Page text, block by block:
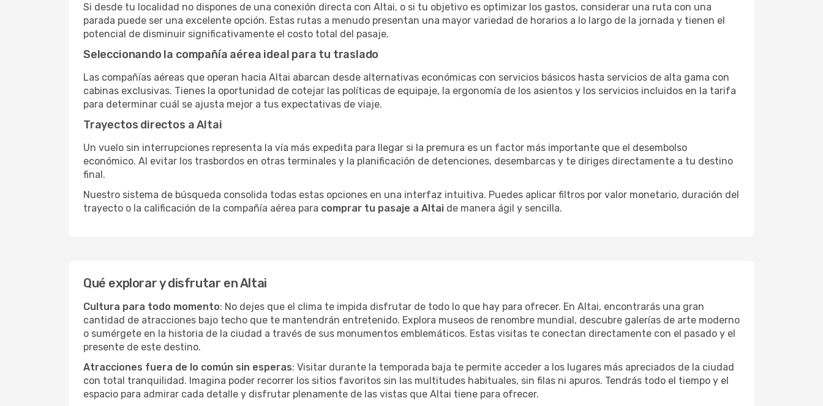
Si desde tu localidad no dispones de una conexión directa con Altai, o si tu objetivo es optimizar los gastos, considerar una ruta con una
parada puede ser una excelente opción. Estas rutas a menudo presentan una mayor variedad de horarios a lo largo de la jornada y tienen el
potencial de disminuir significativamente el costo total del pasaje.
Seleccionando la compañía aérea ideal para tu traslado
Las compañías aéreas que operan hacia Altai abarcan desde alternativas económicas con servicios básicos hasta servicios de alta gama con
cabinas exclusivas. Tienes la oportunidad de cotejar las políticas de equipaje, la ergonomía de los asientos y los servicios incluidos en la tarifa
para determinar cuál se ajusta mejor a tus expectativas de viaje.
Trayectos directos a Altai
Un vuelo sin interrupciones representa la vía más expedita para llegar si la premura es un factor más importante que el desembolso
económico. Al evitar los trasbordos en otras terminales y la planificación de detenciones, desembarcas y te diriges directamente a tu destino
final.
Nuestro sistema de búsqueda consolida todas estas opciones en una interfaz intuitiva. Puedes aplicar filtros por valor monetario, duración del
trayecto o la calificación de la compañía aérea para comprar tu pasaje a Altai de manera ágil y sencilla.
Qué explorar y disfrutar en Altai
Cultura para todo momento: No dejes que el clima te impida disfrutar de todo lo que hay para ofrecer. En Altai, encontrarás una gran
cantidad de atracciones bajo techo que te mantendrán entretenido. Explora museos de renombre mundial, descubre galerías de arte moderno
o sumérgete en la historia de la ciudad a través de sus monumentos emblemáticos. Estas visitas te conectan directamente con el pasado y el
presente de este destino.
Atracciones fuera de lo común sin esperas: Visitar durante la temporada baja te permite acceder a los lugares más apreciados de la ciudad
con total tranquilidad. Imagina poder recorrer los sitios favoritos sin las multitudes habituales, sin filas ni apuros. Tendrás todo el tiempo y el
espacio para admirar cada detalle y disfrutar plenamente de las vistas que Altai tiene para ofrecer.